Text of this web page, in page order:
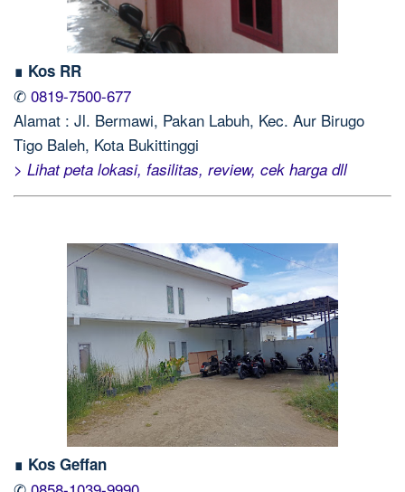
∎ Kos RR
✆ 0819-7500-677
Alamat : Jl. Bermawi, Pakan Labuh, Kec. Aur Birugo
Tigo Baleh, Kota Bukittinggi
> Lihat peta lokasi, fasilitas, review, cek harga dll
∎ Kos Geffan